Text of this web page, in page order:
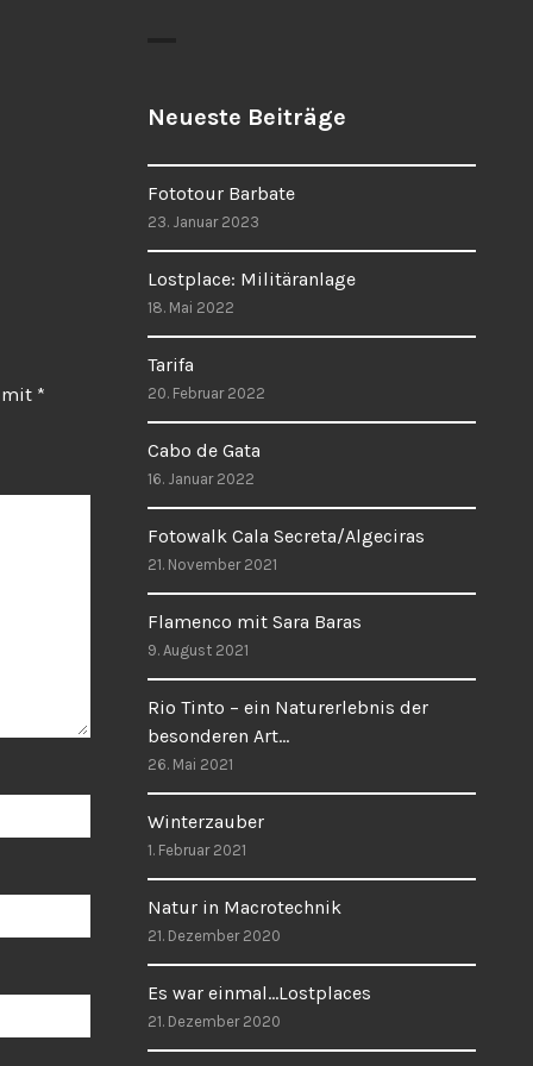
mit *
Neueste Beiträge
Fototour Barbate
23. Januar 2023
Lostplace: Militäranlage
18. Mai 2022
Tarifa
20. Februar 2022
Cabo de Gata
16. Januar 2022
Fotowalk Cala Secreta/Algeciras
21. November 2021
Flamenco mit Sara Baras
9. August 2021
Rio Tinto – ein Naturerlebnis der
besonderen Art…
26. Mai 2021
Winterzauber
1. Februar 2021
Natur in Macrotechnik
21. Dezember 2020
Es war einmal…Lostplaces
21. Dezember 2020